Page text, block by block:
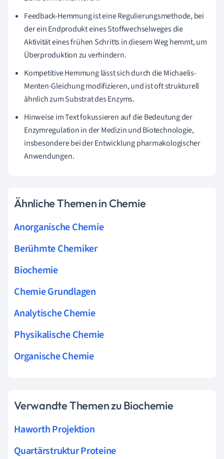
Feedback-Hemmung ist eine Regulierungsmethode, bei
der ein Endprodukt eines Stoffwechselweges die
Aktivität eines frühen Schritts in diesem Weg hemmt, um
Überproduktion zu verhindern.
Kompetitive Hemmung lässt sich durch die Michaelis-
Menten-Gleichung modifizieren, und ist oft strukturell
ähnlich zum Substrat des Enzyms.
Hinweise im Text fokussieren auf die Bedeutung der
Enzymregulation in der Medizin und Biotechnologie,
insbesondere bei der Entwicklung pharmakologischer
Anwendungen.
Ähnliche Themen in Chemie
Anorganische Chemie
Berühmte Chemiker
Biochemie
Chemie Grundlagen
Analytische Chemie
Physikalische Chemie
Organische Chemie
Verwandte Themen zu Biochemie
Haworth Projektion
Quartärstruktur Proteine